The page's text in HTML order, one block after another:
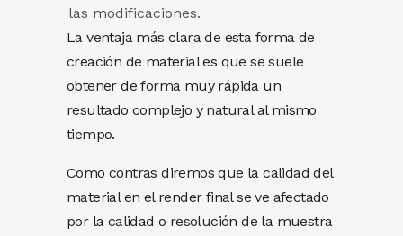
las modificaciones.
La ventaja más clara de esta forma de
creación de material es que se suele
obtener de forma muy rápida un
resultado complejo y natural al mismo
tiempo.
Como contras diremos que la calidad del
material en el render final se ve afectado
por la calidad o resolución de la muestra